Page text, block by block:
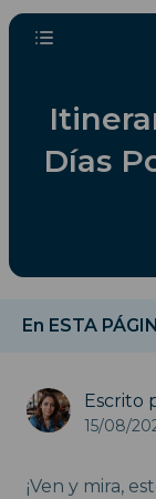
Días
En ESTA
Escrito
15/08/
¡Ven y mira,